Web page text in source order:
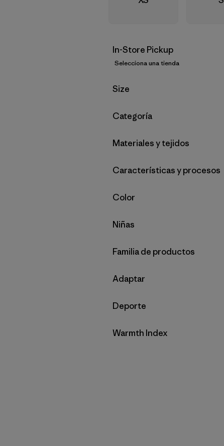
In-Store Pickup
Selecciona una tienda
Filtrar por
Size
Filtrar por
Categoría
Filtrar por
Materiales y tejidos
Filtrar por
Características y procesos
Filtrar por
Color
Filtrar por
Niñas
Filtrar por
Familia de productos
Filtrar por
Adaptar
Filtrar por
Deporte
Filtrar por
Warmth Index